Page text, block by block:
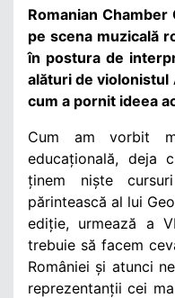
Romanian
pe scena muzicală
în postura de
alături de violonistul
cum a pornit ideea
Cum am vorbit
educațională, deja
ținem niște
părintească al lui
ediție, urmează a
trebuie să facem
României și atunci
reprezentanții cei